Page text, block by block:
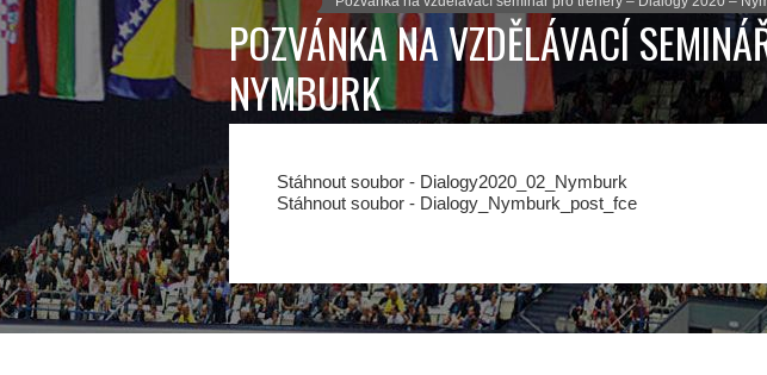
POZVÁNKA NA VZDĚLÁVACÍ
NYMBURK
Stáhnout soubor - Dialogy2020_02_Nymburk
Stáhnout soubor - Dialogy_Nymburk_post_fce